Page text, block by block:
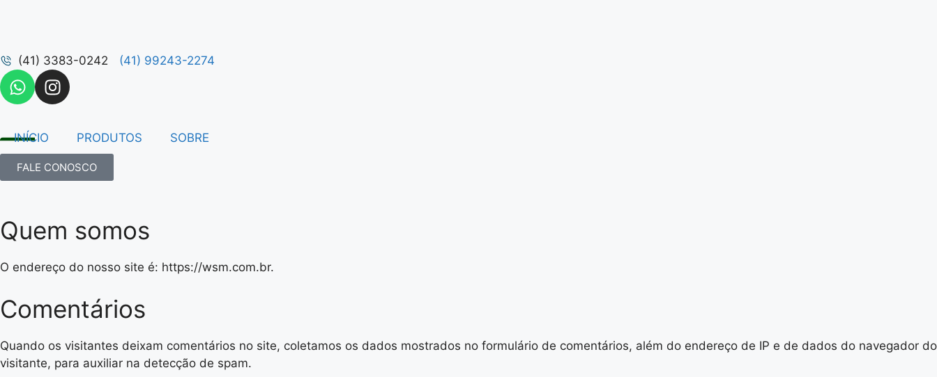
(41) 3383-0242 (41) 99243-2274
INÍCIO PRODUTOS SOBRE
FALE CONOSCO
Quem somos
O endereço do nosso site é: https://wsm.com.br.
Comentários
Quando os visitantes deixam comentários no site, coletamos os dados mostrados no formulário de comentários, além do endereço de IP e de dados do navegador do
visitante, para auxiliar na detecção de spam.